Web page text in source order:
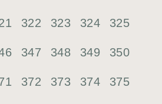
322 323 324 325
347 348 349 350
372 373 374 375